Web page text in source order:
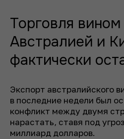
Торговля
Австралией и
фактически
Экспорт австралийского
в последние недели был
конфликт между двумя
нарастать, ставя под
миллиард долларов.